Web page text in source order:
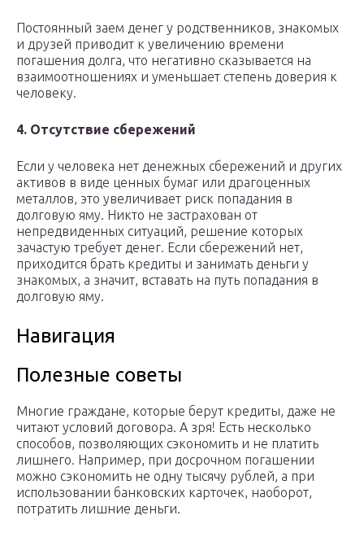
Постоянный заем денег у родственников, знакомых
и друзей приводит к увеличению времени
погашения долга, что негативно сказывается на
взаимоотношениях и уменьшает степень доверия к
человеку.
4. Отсутствие сбережений
Если у человека нет денежных сбережений и других
активов в виде ценных бумаг или драгоценных
металлов, это увеличивает риск попадания в
долговую яму. Никто не застрахован от
непредвиденных ситуаций, решение которых
зачастую требует денег. Если сбережений нет,
приходится брать кредиты и занимать деньги у
знакомых, а значит, вставать на путь попадания в
долговую яму.
Навигация
Полезные советы
Многие граждане, которые берут кредиты, даже не
читают условий договора. А зря! Есть несколько
способов, позволяющих сэкономить и не платить
лишнего. Например, при досрочном погашении
можно сэкономить не одну тысячу рублей, а при
использовании банковских карточек, наоборот,
потратить лишние деньги.